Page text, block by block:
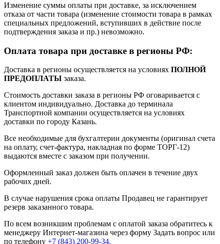
Изменение суммы оплаты при доставке, за исключением
отказа от части товара (изменение стоимости товара в рамках
специальных предложений, вступивших в действие после
подтверждения заказа и пр.) невозможно.
Оплата товара при доставке в регионы РФ:
Доставка в регионы осуществляется на условиях ПОЛНОЙ
ПРЕДОПЛАТЫ заказа.
Стоимость доставки заказа в регионы РФ оговаривается с
клиентом индивидуально. Доставка до терминала
Транспортной компании осуществляется на условиях
доставки по городу Казань.
Все необходимые для бухгалтерии документы (оригинал счета
на оплату, счет-фактура, накладная по форме ТОРГ-12)
выдаются вместе с заказом при получении.
Оформленный заказ должен быть оплачен в течение двух
рабочих дней.
В случае нарушения срока оплаты Продавец не гарантирует
резерв заказанного товара.
По всем возникшим проблемам с оплатой заказа обратитесь к
менеджеру Интернет-магазина через форму Задать вопрос или
по телефону +7 (843) 200-99-34.